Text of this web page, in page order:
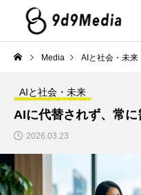
Media AIと社会・未来
AIと社会・未来
AIに代替されず、常
2026.03.23